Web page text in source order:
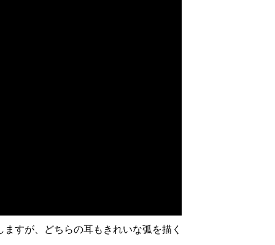
すが、どちらの耳もきれいな弧を描く